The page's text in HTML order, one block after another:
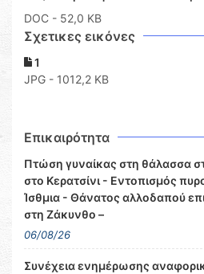
DOC - 52,0 KB
Σχετικες εικόνες
1
JPG - 1012,2 KB
Επικαιρότητα
Πτώση γυναίκας στη θάλασσα
στο Κερατσίνι - Εντοπισμός
Ίσθμια - Θάνατος αλλοδαπού
στη Ζάκυνθο –
06/08/26
Συνέχεια ενημέρωσης